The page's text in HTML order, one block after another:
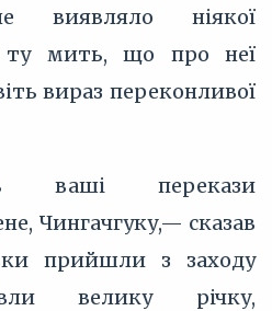
виявляло ніякої
ту мить, що про неї
вираз переконливої
ваші перекази
Чингачгуку,— сказав
прийшли з заходу
велику річку,